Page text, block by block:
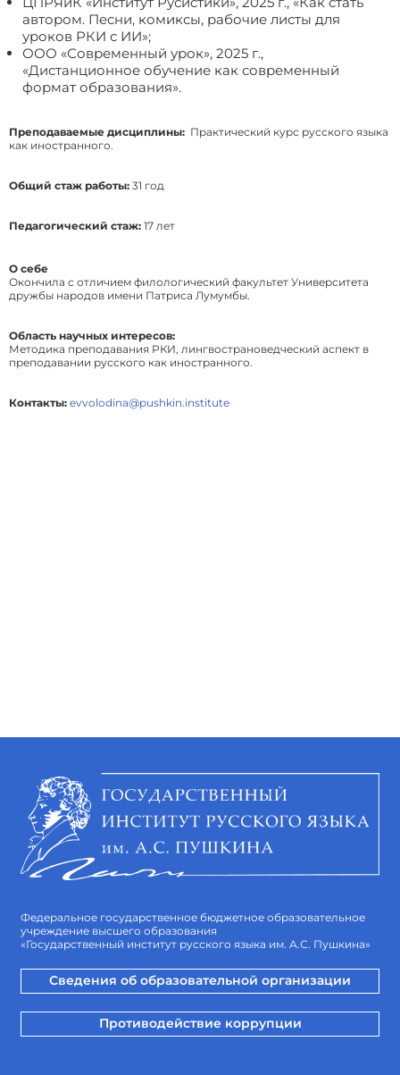
автором. Песни, комиксы, рабочие листы для
уроков РКИ с ИИ»;
ООО «Современный урок», 2025 г.,
«Дистанционное обучение как современный
формат образования».
Преподаваемые дисциплины: Практический курс русского языка
как иностранного.
Общий стаж работы: 31 год
Педагогический стаж: 17 лет
О себе
Окончила с отличием филологический факультет Университета
дружбы народов имени Патриса Лумумбы.
Область научных интересов:
Методика преподавания РКИ, лингвострановедческий аспект в
преподавании русского как иностранного.
Контакты: evvolodina@pushkin.institute
Федеральное государственное бюджетное образовательное
учреждение высшего образования
«Государственный институт русского языка им. А.С. Пушкина»
Сведения об образовательной организации
Противодействие коррупции